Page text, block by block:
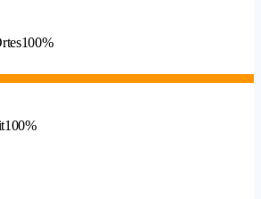
100%
100%